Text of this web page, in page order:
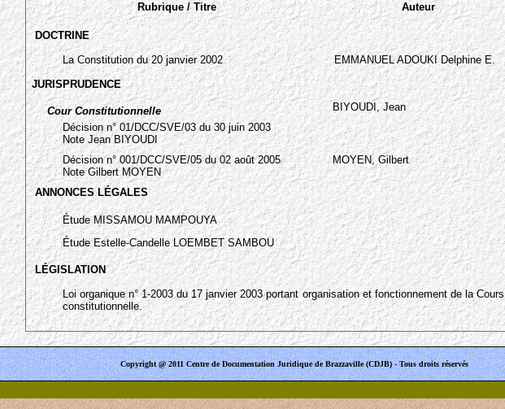
Rubrique / Titre Auteur
DOCTRINE
La Constitution du 20 janvier 2002
EMMANUEL ADOUKI Delphine E.
JURISPRUDENCE
Cour Constitutionnelle
Décision n° 01/DCC/SVE/03 du 30 juin 2003
Note Jean BIYOUDI
BIYOUDI, Jean
Décision n° 001/DCC/SVE/05 du 02 août 2005
Note Gilbert MOYEN
MOYEN, Gilbert
ANNONCES LÉGALES
Étude MISSAMOU MAMPOUYA
Étude Estelle-Candelle LOEMBET SAMBOU
LÉGISLATION
Loi organique n° 1-2003 du 17 janvier 2003 portant organisation et fonctionnement de la Cours
constitutionnelle.
Copyright @ 2011 Centre de Documentation Juridique de Brazzaville (CDJB) - Tous droits réservés